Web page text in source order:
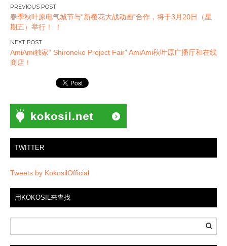
文
章
导
航
春季秋叶原电气城节与“新樱花大战动画”合作，将于3月20日（星
期五）举行！ ！
AmiAmi独家“ Shironeko Project Fair” AmiAmi秋叶原广播厅和在线
商店！
TWITTER
Tweets by KokosilOfficial
用KOKOSIL来查找